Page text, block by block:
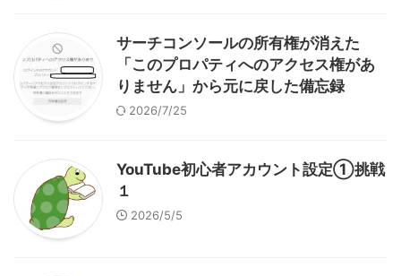
サーチコンソールの所有権が消えた
「このプロパティへのアクセス権があ
りません」から元に戻した備忘録
2026/7/25
YouTube初心者アカウント設定①挑戦
１
2026/5/5